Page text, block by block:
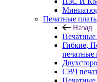
Печатные
Назад
Гибкие,
печатные
СВЧ
Печатные